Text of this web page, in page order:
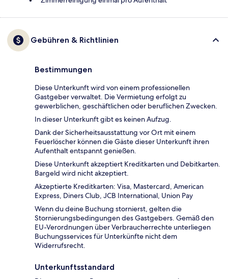
Gebühren & Richtlinien
Bestimmungen
Diese Unterkunft wird von einem professionellen
Gastgeber verwaltet. Die Vermietung erfolgt zu
gewerblichen, geschäftlichen oder beruflichen Zwecken.
In dieser Unterkunft gibt es keinen Aufzug.
Dank der Sicherheitsausstattung vor Ort mit einem
Feuerlöscher können die Gäste dieser Unterkunft ihren
Aufenthalt entspannt genießen.
Diese Unterkunft akzeptiert Kreditkarten und Debitkarten.
Bargeld wird nicht akzeptiert.
Akzeptierte Kreditkarten: Visa, Mastercard, American
Express, Diners Club, JCB International, Union Pay
Wenn du deine Buchung stornierst, gelten die
Stornierungsbedingungen des Gastgebers. Gemäß den
EU-Verordnungen über Verbraucherrechte unterliegen
Buchungsservices für Unterkünfte nicht dem
Widerrufsrecht.
Unterkunftsstandard